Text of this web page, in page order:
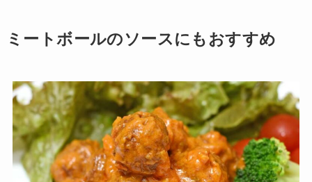
ミートボールのソースにもおすすめ